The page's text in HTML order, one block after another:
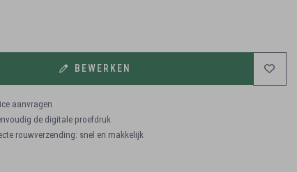
BEWERKEN
aanvragen
de digitale proefdruk
rouwverzending: snel en makkelijk